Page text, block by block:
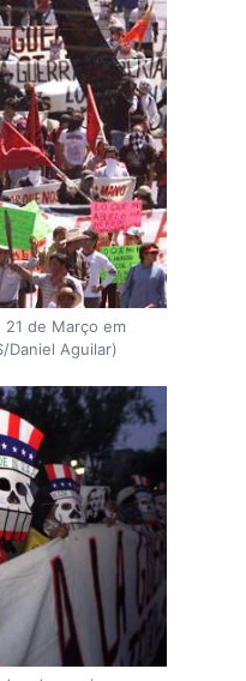
de Março em
Daniel Aguilar)